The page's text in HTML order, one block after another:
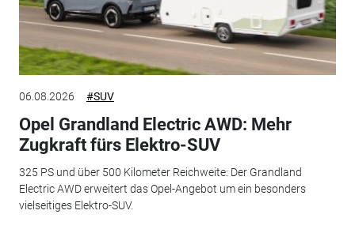
06.08.2026 #SUV
Opel Grandland Electric AWD: Mehr
Zugkraft fürs Elektro-SUV
325 PS und über 500 Kilometer Reichweite: Der Grandland
Electric AWD erweitert das Opel-Angebot um ein besonders
vielseitiges Elektro-SUV.